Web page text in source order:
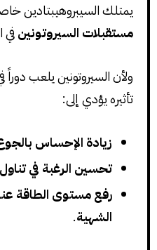
يمتلك السيبروهيبتادين
مستقبلات السيروتونينفي
ولأن السيروتونين يلعب
تأثيره يؤدي إلى:
زيادة الإحساس
تحسين الرغبة في
رفع مستوى الطاقة
الشهية.